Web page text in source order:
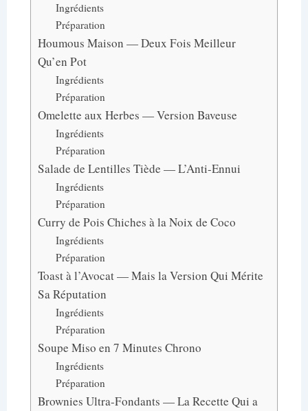
Ingrédients
Préparation
Houmous Maison — Deux Fois Meilleur
Qu’en Pot
Ingrédients
Préparation
Omelette aux Herbes — Version Baveuse
Ingrédients
Préparation
Salade de Lentilles Tiède — L’Anti-Ennui
Ingrédients
Préparation
Curry de Pois Chiches à la Noix de Coco
Ingrédients
Préparation
Toast à l’Avocat — Mais la Version Qui Mérite
Sa Réputation
Ingrédients
Préparation
Soupe Miso en 7 Minutes Chrono
Ingrédients
Préparation
Brownies Ultra-Fondants — La Recette Qui a